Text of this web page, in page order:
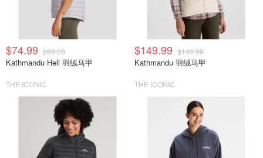
$74.99 $99.00
Kathmandu Heli 羽绒马甲
THE ICONIC
$149.99 $149.99
Kathmandu 羽绒马甲
THE ICONIC